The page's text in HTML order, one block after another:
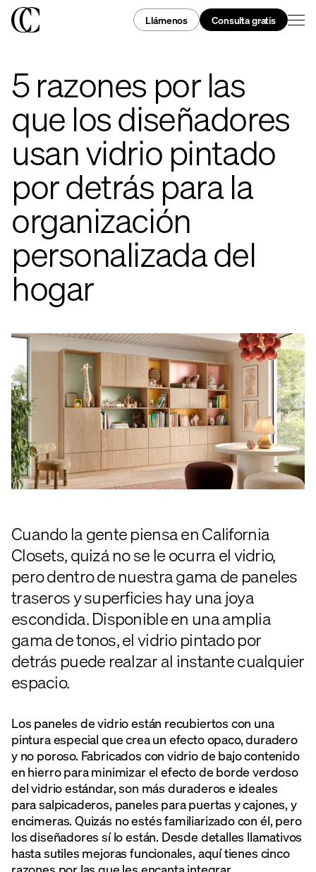
Llámenos Consulta gratis
5 razones por las
que los diseñadores
usan vidrio pintado
por detrás para la
organización
personalizada del
hogar
Cuando la gente piensa en California
Closets, quizá no se le ocurra el vidrio,
pero dentro de nuestra gama de paneles
traseros y superficies hay una joya
escondida. Disponible en una amplia
gama de tonos, el vidrio pintado por
detrás puede realzar al instante cualquier
espacio.
Los paneles de vidrio están recubiertos con una
pintura especial que crea un efecto opaco, duradero
y no poroso. Fabricados con vidrio de bajo contenido
en hierro para minimizar el efecto de borde verdoso
del vidrio estándar, son más duraderos e ideales
para salpicaderos, paneles para puertas y cajones, y
encimeras. Quizás no estés familiarizado con él, pero
los diseñadores sí lo están. Desde detalles llamativos
hasta sutiles mejoras funcionales, aquí tienes cinco